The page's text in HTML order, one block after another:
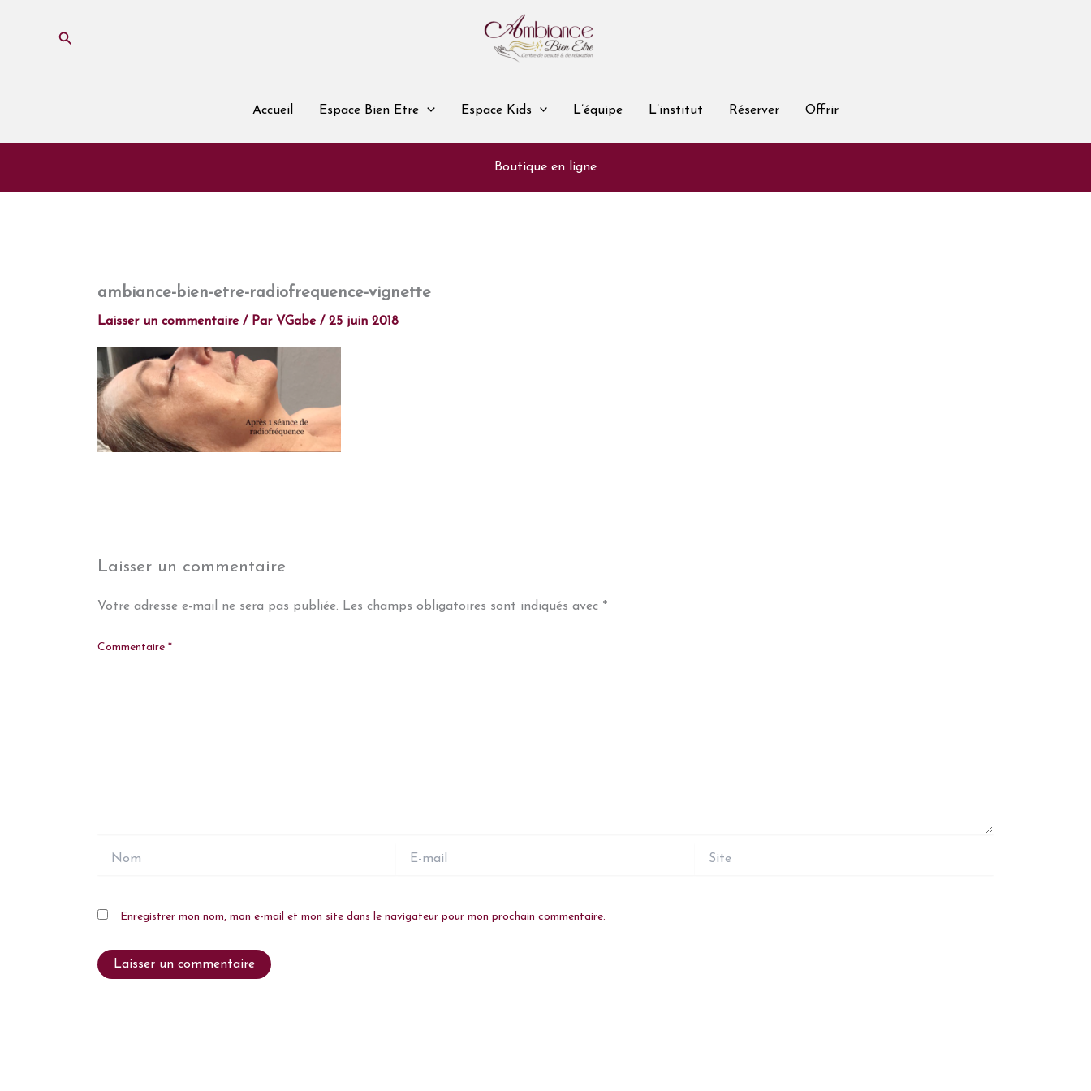
Rechercher
Accueil Espace Bien Etre Espace Kids L’équipe L’institut Réserver Offrir
Boutique en ligne
ambiance-bien-etre-radiofrequence-vignette
Laisser un commentaire / Par VGabe / 25 juin 2018
Laisser un commentaire
Votre adresse e-mail ne sera pas publiée. Les champs obligatoires sont indiqués avec *
Commentaire *
mail
Enregistrer mon nom, mon e-mail et mon site dans le navigateur pour mon prochain commentaire.